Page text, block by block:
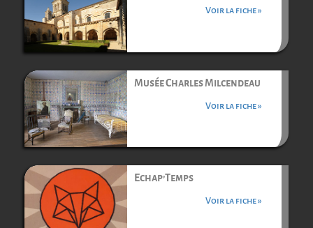
Voir la fiche »
Musée Charles Milcendeau
Voir la fiche »
Echap’Temps
Voir la fiche »